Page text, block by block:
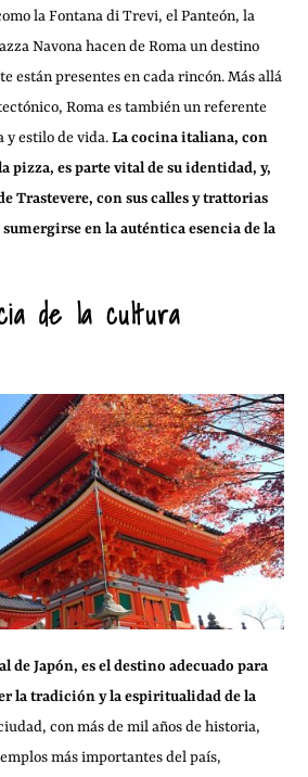
la Fontana di Trevi, el Panteón, la
Navona hacen de Roma un destino
están presentes en cada rincón. Más allá
Roma es también un referente
y estilo de vida.La cocina italiana, con
pizza, es parte vital de su identidad, y,
Trastevere, con sus calles y trattorias
en la auténtica esencia de la
de la cultura
de Japón, es el destino adecuado para
la tradición y la espiritualidad de la
con más de mil años de historia,
más importantes del país,